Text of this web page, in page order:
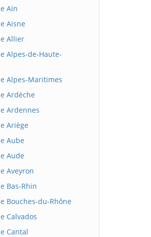
Ain
Aisne
Allier
Alpes-de-Haute-
Alpes-Maritimes
Ardèche
Ardennes
Ariège
Aube
Aude
Aveyron
Bas-Rhin
Bouches-du-Rhône
Calvados
Cantal